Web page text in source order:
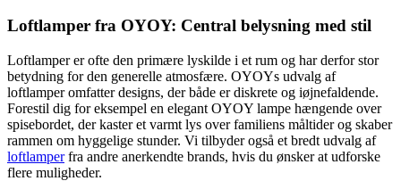
Loftlamper fra OYOY: Central belysning med stil
Loftlamper er ofte den primære lyskilde i et rum og har derfor stor
betydning for den generelle atmosfære. OYOYs udvalg af
loftlamper omfatter designs, der både er diskrete og iøjnefaldende.
Forestil dig for eksempel en elegant OYOY lampe hængende over
spisebordet, der kaster et varmt lys over familiens måltider og skaber
rammen om hyggelige stunder. Vi tilbyder også et bredt udvalg af
loftlamperfra andre anerkendte brands, hvis du ønsker at udforske
flere muligheder.